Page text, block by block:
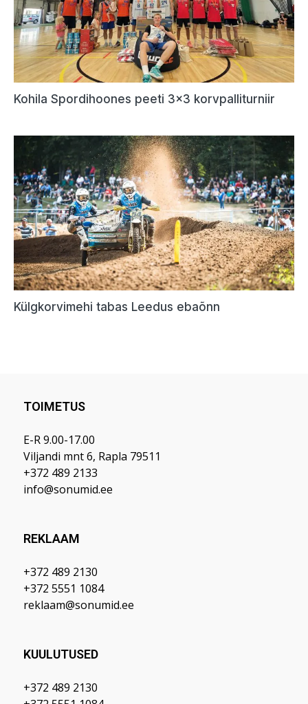
TOIMETUS
E-R 9.00-17.00
Viljandi mnt 6, Rapla 79511
+372 489 2133
info@sonumid.ee
REKLAAM
+372 489 2130
+372 5551 1084
reklaam@sonumid.ee
KUULUTUSED
+372 489 2130